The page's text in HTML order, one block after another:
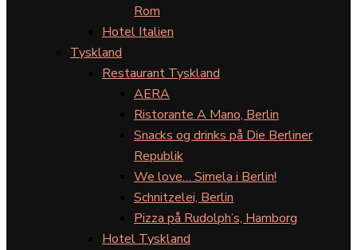
Rom
Hotel Italien
Tyskland
Restaurant Tyskland
AERA
Ristorante A Mano, Berlin
Snacks og drinks på Die Berliner
Republik
We love… Simela i Berlin!
Schnitzelei, Berlin
Pizza på Rudolph’s, Hamborg
Hotel Tyskland